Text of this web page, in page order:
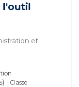
l'outil
et
: Classe